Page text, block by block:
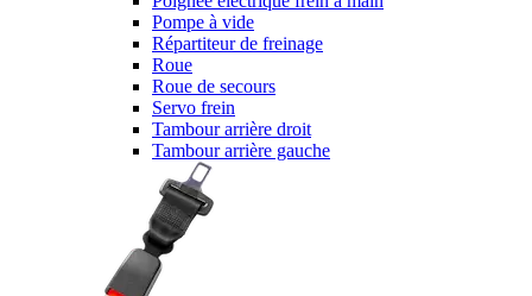
Pompe à vide
Répartiteur de freinage
Roue
Roue de secours
Servo frein
Tambour arrière droit
Tambour arrière gauche